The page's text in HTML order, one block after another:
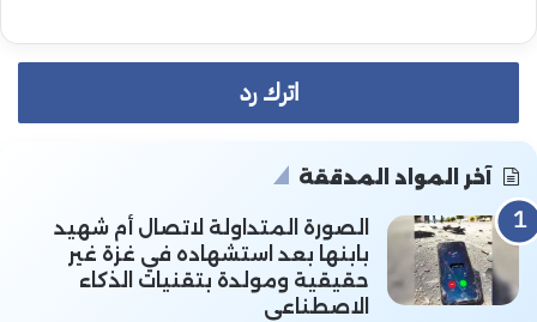
اترك رد
آخر المواد المدققة
الصورة المتداولة لاتصال أم شهيد
بابنها بعد استشهاده في غزة غير
حقيقية ومولدة بتقنيات الذكاء
الاصطناعي